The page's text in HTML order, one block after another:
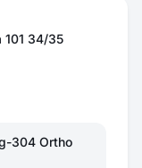
101 34/35
304 Ortho